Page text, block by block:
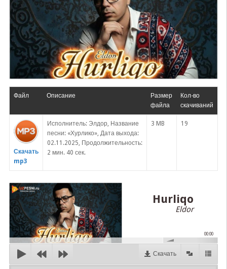
Файл Описание
Размер
файла
Кол-во
скачиваний
Скачать
mp3
Исполнитель: Элдор, Название
песни: «Хурлико», Дата выхода:
02.11.2025, Продолжительность:
2 мин. 40 сек.
3 MB 19
Hurliqo
Eldor
00:00
Скачать